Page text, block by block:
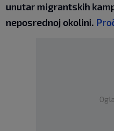
unutar migrantskih
neposrednoj okolini.